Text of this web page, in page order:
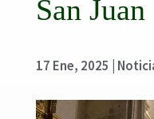
San Juan
17 Ene, 2025